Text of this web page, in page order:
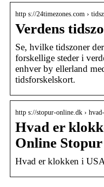
http s://24timezones.com ›
Verdens
Se, hvilke tidszoner
forskellige steder i
enhver by ellerland
tidsforskelskort.
http s://stopur-online.dk ›
Hvad er
Online Stopur
Hvad er klokken i